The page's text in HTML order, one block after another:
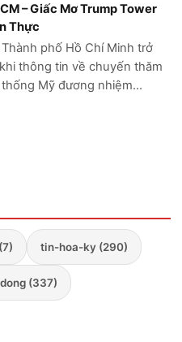
– Giấc Mơ Trump Tower
Thực
phố Hồ Chí Minh trở
thông tin về chuyến thăm
Mỹ đương nhiệm
tin-hoa-ky (290)
(337)